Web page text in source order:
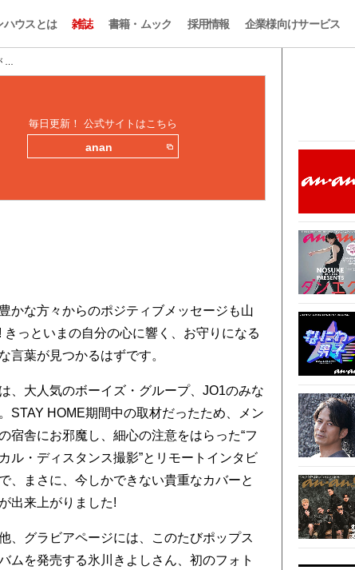
ハウスとは 雑誌 書籍・ムック 採用情報 企業様向けサービス
…
毎日更新！ 公式サイトはこちら
anan
かな方々からのポジティブメッセージも山
きっといまの自分の心に響く、お守りになる
言葉が見つかるはずです。
、大人気のボーイズ・グループ、JO1のみな
STAY HOME期間中の取材だったため、メン
宿舎にお邪魔し、細心の注意をはらった“フ
ル・ディスタンス撮影”とリモートインタビ
、まさに、今しかできない貴重なカバーと
出来上がりました!
、グラビアページには、このたびポップス
ムを発売する氷川きよしさん、初のフォト